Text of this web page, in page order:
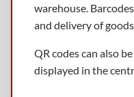
warehouse.
and delivery of goods.
QR codes can also
displayed in the